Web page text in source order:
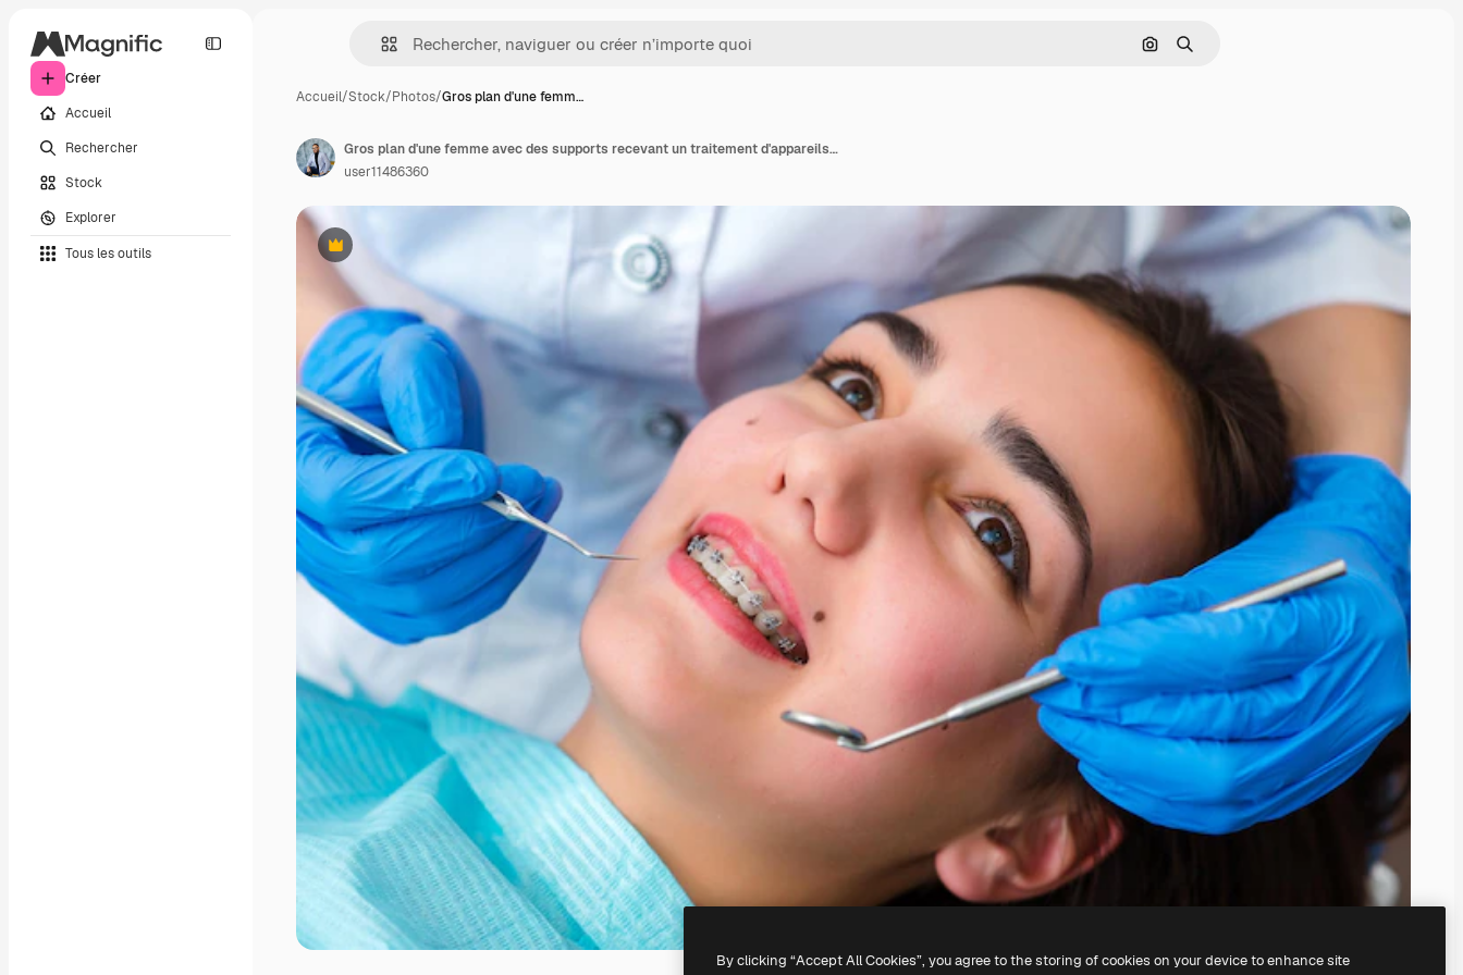
Créer
Accueil
Rechercher
Stock
Explorer
Tous les outils
Rechercher par image
Rechercher
Accueil/Stock/Photos/Gros plan d'une femm…
Premium
Gros plan d'une femme avec des supports recevant un traitement d'appareils dentaires en clinique Orthodontiste utilisant un miroir dentaire et des forceps tout en mettant des appareils orthodontiques sur les dents du patient Concept de dentisterie
user11486360
By clicking “Accept All Cookies”, you agree to the storing of cookies on your device to enhance site